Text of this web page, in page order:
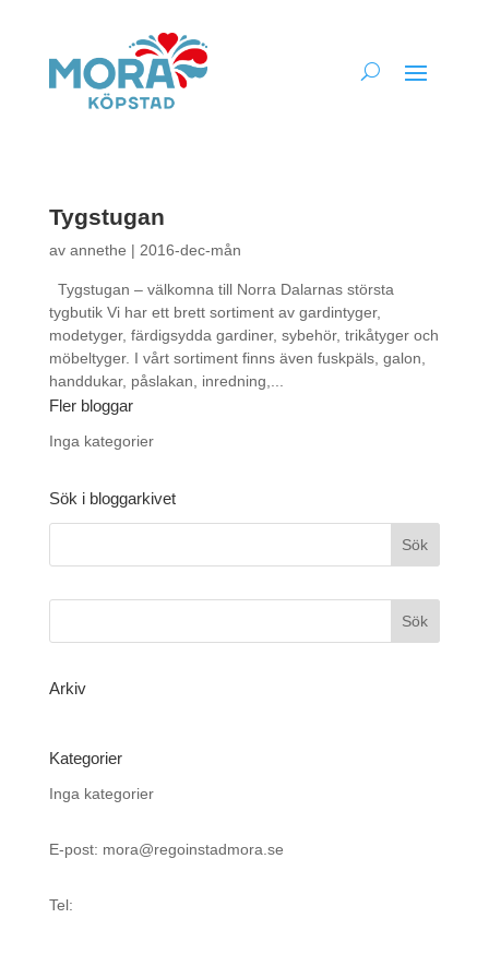
Tygstugan
av annethe | 2016-dec-mån
Tygstugan – välkomna till Norra Dalarnas största
tygbutik Vi har ett brett sortiment av gardintyger,
modetyger, färdigsydda gardiner, sybehör, trikåtyger och
möbeltyger. I vårt sortiment finns även fuskpäls, galon,
handdukar, påslakan, inredning,...
Fler bloggar
Inga kategorier
Sök i bloggarkivet
Arkiv
Kategorier
Inga kategorier
E-post: mora@regoinstadmora.se
Tel: